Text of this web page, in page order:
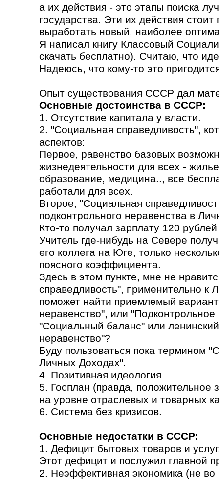
а их действия - это этапы поиска
государства. Эти их действия
выработать новый, наиболее
Я написал книгу Классовый
скачать бесплатно). Считаю, что
Надеюсь, что кому-то это
Опыт существования СССР дал
Основные достоинства в СССР:
1. Отсутствие капитала у власти.
2. "Социальная справедливость",
аспектов:
Первое, равенство базовых
жизнедеятельности для всех -
образование, медицина.., все
работали для всех.
Второе, "Социальная
подконтрольного неравенства в
Кто-то получал зарплату 120
Учитель где-нибудь на Севере
его коллега на Юге, только
поясного коэффициента.
Здесь в этом пункте, мне не
справедливость", применительно к
поможет найти приемлемый
неравенство", или
"Социальный баланс" или
неравенство"?
Буду пользоваться пока термином
Личных Доходах".
4. Позитивная идеология.
5. Госплан (правда, положительное
на уровне отраслевых и товарных
6. Система без кризисов.
Основные недостатки в СССР:
1. Дефицит бытовых товаров и
Этот дефицит и послужил главной
2. Неэффективная экономика (не во